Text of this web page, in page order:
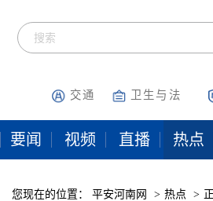
交通 卫生与法
要闻 视频 直播 热点
您现在的位置： 平安河南网 热点